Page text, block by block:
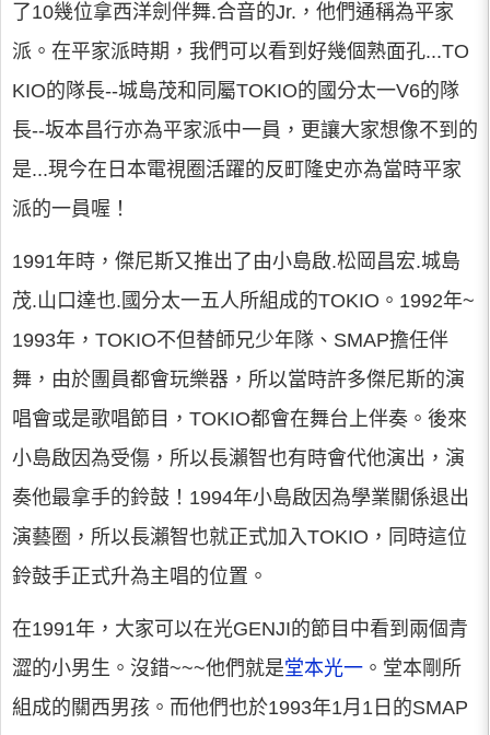
了10幾位拿西洋劍伴舞.合音的Jr.，他們通稱為平家
派。在平家派時期，我們可以看到好幾個熟面孔...TO
KIO的隊長--城島茂和同屬TOKIO的國分太一V6的隊
長--坂本昌行亦為平家派中一員，更讓大家想像不到的
是...現今在日本電視圈活躍的反町隆史亦為當時平家
派的一員喔！
1991年時，傑尼斯又推出了由小島啟.松岡昌宏.城島
茂.山口達也.國分太一五人所組成的TOKIO。1992年~
1993年，TOKIO不但替師兄少年隊、SMAP擔任伴
舞，由於團員都會玩樂器，所以當時許多傑尼斯的演
唱會或是歌唱節目，TOKIO都會在舞台上伴奏。後來
小島啟因為受傷，所以長瀨智也有時會代他演出，演
奏他最拿手的鈴鼓！1994年小島啟因為學業關係退出
演藝圈，所以長瀨智也就正式加入TOKIO，同時這位
鈴鼓手正式升為主唱的位置。
在1991年，大家可以在光GENJI的節目中看到兩個青
澀的小男生。沒錯~~~他們就是堂本光一 。堂本剛所
組成的關西男孩。而他們也於1993年1月1日的SMAP